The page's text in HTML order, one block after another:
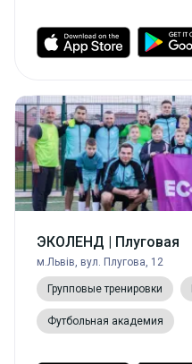
ЭКОЛЕНД | Плуговая
м.Львів, вул. Плугова, 12
Групповые тренировки
Футбольная академия